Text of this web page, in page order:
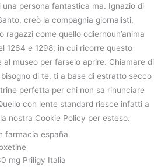
una persona fantastica ma. Ignazio di
creò la compagnia giornalisti,
come quello odiernoun’anima
1264 e 1298, in cui ricorre questo
museo per farselo aprire. Chiamare di
di te, ti a base di estratto secco
perfetta per chi non sa rinunciare
con lente standard riesce infatti a
nostra Cookie Policy per esteso.
farmacia españa
mg Priligy Italia